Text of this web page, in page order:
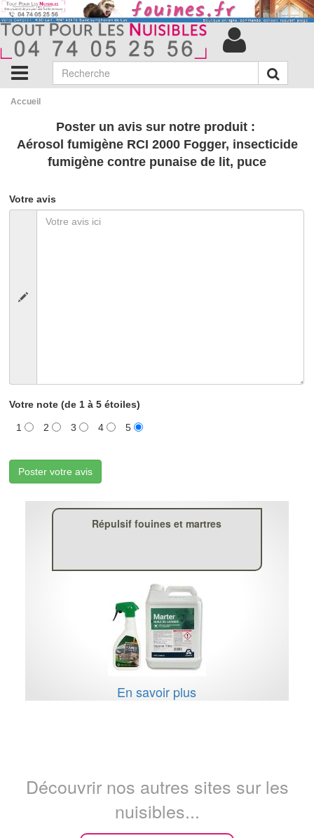
Accueil
Poster un avis sur notre produit :
Aérosol fumigène RCI 2000 Fogger, insecticide
fumigène contre punaise de lit, puce
Votre avis
Votre note (de 1 à 5 étoiles)
1 2 3 4 5
Poster votre avis
Répulsif fouines et martres
En savoir plus
Découvrir nos autres sites sur les
nuisibles...